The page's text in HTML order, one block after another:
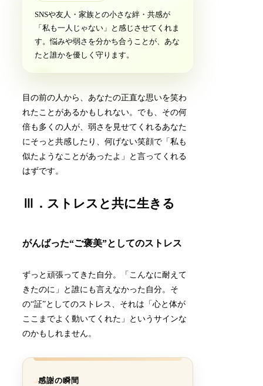
SNSや友人・家族との小さな絆・共感が
「私も一人じゃない」と感じさせてくれま
す。悩みや弱さを分かち合うことが、あな
たと誰かを優しく守ります。
目の前の人から、あなたの正直な思いを笑わ
れたことがあるかもしれない。でも、その何
倍も多くの人が、弱さを見せてくれるあなた
にそっと共感したり、何げない笑顔で「私も
似たようなことがあったよ」と言ってくれる
はずです。
Ⅲ．ストレスと共に生きる
がんばった“ご褒美”としてのストレス
ずっと頑張ってきた自分。「こんなに耐えて
きたのに」と誰にも言えなかった自分。そ
の“証”としてのストレス、それは「心と体が
ここまでよく動いてくれた」というサインな
のかもしれません。
感謝の瞬間